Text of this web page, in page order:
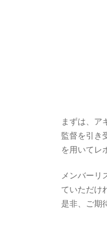
まずは、ア
監督を引き
を用いてレ
メンバーリ
ていただけ
是非、ご期